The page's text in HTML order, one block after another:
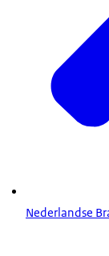
Nederlandse